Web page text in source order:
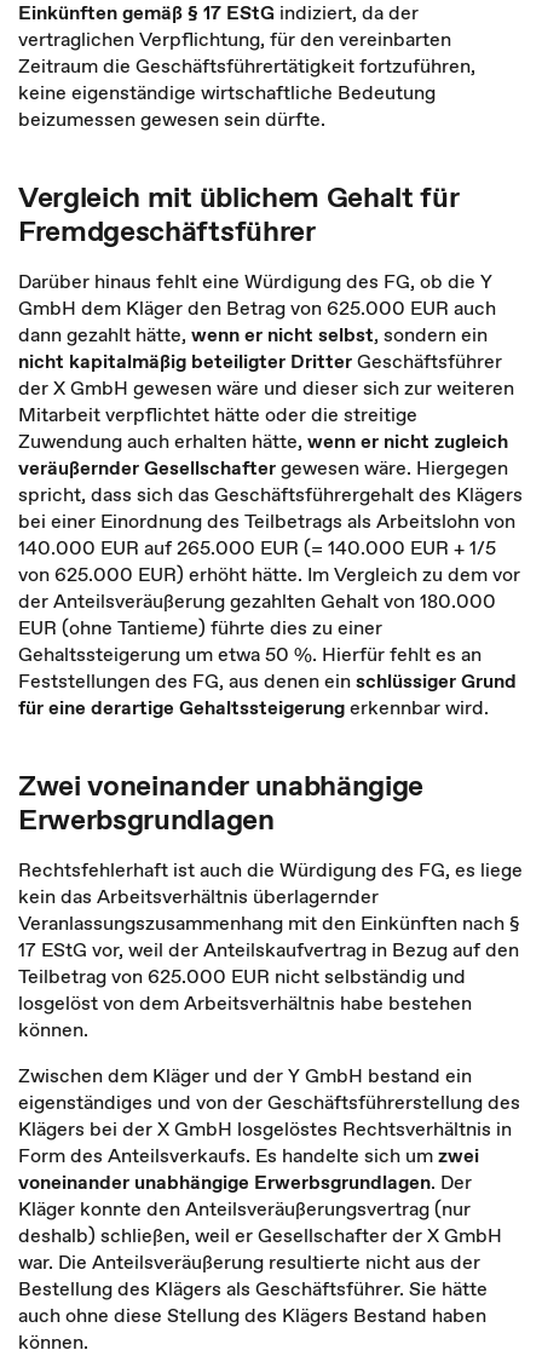
Einkünften gemäß § 17 EStG indiziert, da der
vertraglichen Verpflichtung, für den vereinbarten
Zeitraum die Geschäftsführertätigkeit fortzuführen,
keine eigenständige wirtschaftliche Bedeutung
beizumessen gewesen sein dürfte.
Vergleich mit üblichem Gehalt für
Fremdgeschäftsführer
Darüber hinaus fehlt eine Würdigung des FG, ob die Y
GmbH dem Kläger den Betrag von 625.000 EUR auch
dann gezahlt hätte, wenn er nicht selbst, sondern ein
nicht kapitalmäßig beteiligter DritterGeschäftsführer
der X GmbH gewesen wäre und dieser sich zur weiteren
Mitarbeit verpflichtet hätte oder die streitige
Zuwendung auch erhalten hätte, wenn er nicht zugleich
veräußernder Gesellschaftergewesen wäre. Hiergegen
spricht, dass sich das Geschäftsführergehalt des Klägers
bei einer Einordnung des Teilbetrags als Arbeitslohn von
140.000 EUR auf 265.000 EUR (= 140.000 EUR + 1/5
von 625.000 EUR) erhöht hätte. Im Vergleich zu dem vor
der Anteilsveräußerung gezahlten Gehalt von 180.000
EUR (ohne Tantieme) führte dies zu einer
Gehaltssteigerung um etwa 50 %. Hierfür fehlt es an
Feststellungen des FG, aus denen einschlüssiger Grund
für eine derartige Gehaltssteigerungerkennbar wird.
Zwei voneinander unabhängige
Erwerbsgrundlagen
Rechtsfehlerhaft ist auch die Würdigung des FG, es liege
kein das Arbeitsverhältnis überlagernder
Veranlassungszusammenhang mit den Einkünften nach §
17 EStG vor, weil der Anteilskaufvertrag in Bezug auf den
Teilbetrag von 625.000 EUR nicht selbständig und
losgelöst von dem Arbeitsverhältnis habe bestehen
können.
Zwischen dem Kläger und der Y GmbH bestand ein
eigenständiges und von der Geschäftsführerstellung des
Klägers bei der X GmbH losgelöstes Rechtsverhältnis in
Form des Anteilsverkaufs. Es handelte sich umzwei
voneinander unabhängige Erwerbsgrundlagen. Der
Kläger konnte den Anteilsveräußerungsvertrag (nur
deshalb) schließen, weil er Gesellschafter der X GmbH
war. Die Anteilsveräußerung resultierte nicht aus der
Bestellung des Klägers als Geschäftsführer. Sie hätte
auch ohne diese Stellung des Klägers Bestand haben
können.